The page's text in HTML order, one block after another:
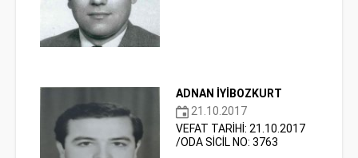
ADNAN İYİBOZKURT
21.10.2017
VEFAT TARİHİ: 21.10.2017
/ODA SİCİL NO: 3763